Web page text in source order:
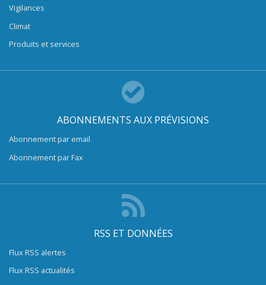
Vigilances
Climat
Produits et services
ABONNEMENTS AUX PRÉVISIONS
Abonnement par email
Abonnement par Fax
RSS ET DONNÉES
Flux RSS alertes
Flux RSS actualités